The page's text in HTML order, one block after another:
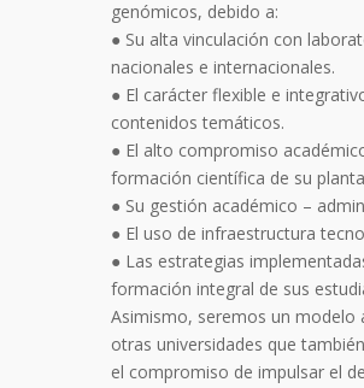
genómicos, debido a:
● Su alta vinculación con
nacionales e internacionales.
● El carácter flexible e
contenidos temáticos.
● El alto compromiso
formación científica de su
● Su gestión académico –
● El uso de infraestructura
● Las estrategias
formación integral de sus
Asimismo, seremos un modelo
otras universidades que
el compromiso de impulsar el